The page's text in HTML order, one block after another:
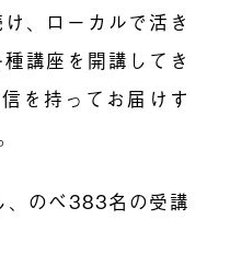
、ローカルで活き
講座を開講してき
を持ってお届けす
のべ383名の受講